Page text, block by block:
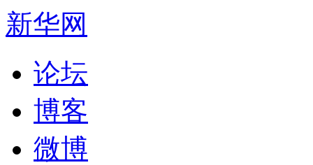
新华网
论坛
博客
微博